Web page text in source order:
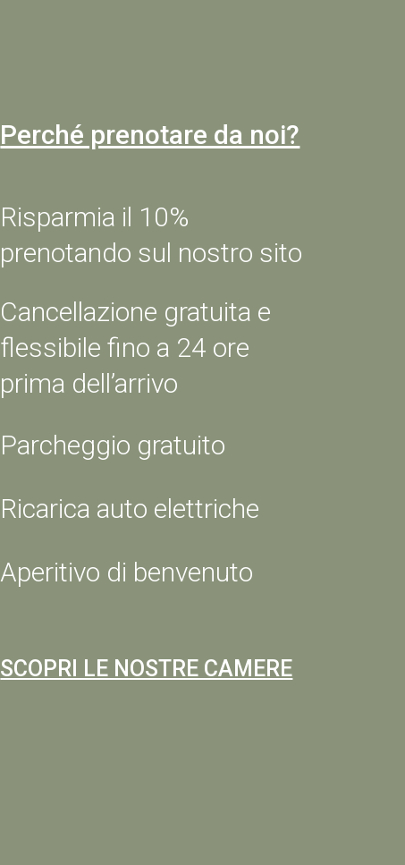
Perché prenotare da noi?
Risparmia il 10%
prenotando sul nostro sito
Cancellazione gratuita e
flessibile fino a 24 ore
prima dell’arrivo
Parcheggio gratuito
Ricarica auto elettriche
Aperitivo di benvenuto
SCOPRI LE NOSTRE CAMERE